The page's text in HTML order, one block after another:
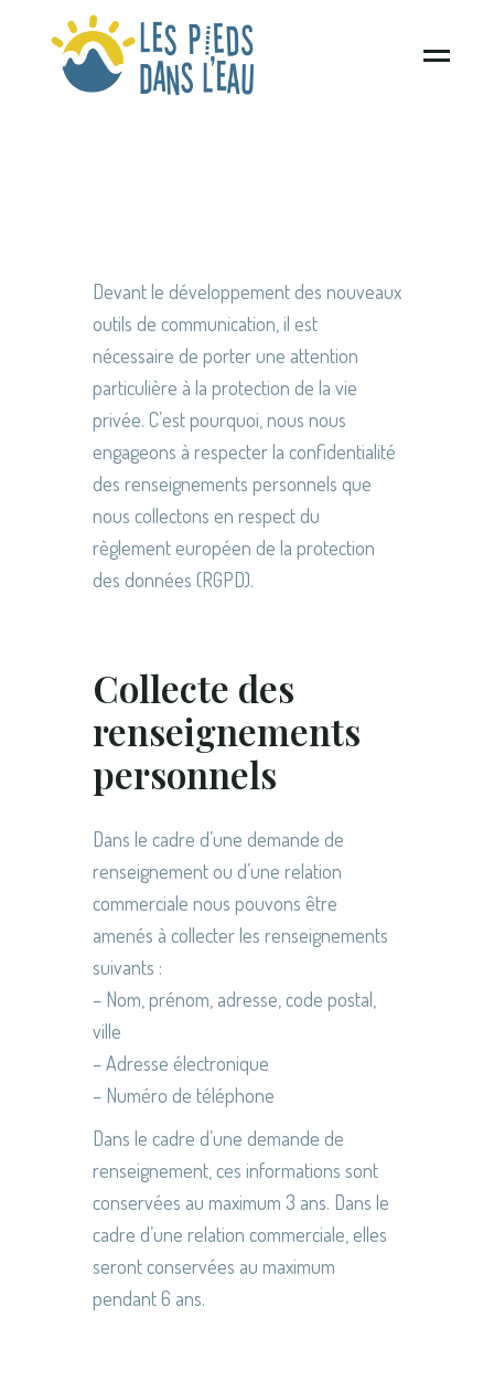
Devant le développement des nouveaux
outils de communication, il est
nécessaire de porter une attention
particulière à la protection de la vie
privée. C’est pourquoi, nous nous
engageons à respecter la confidentialité
des renseignements personnels que
nous collectons en respect du
règlement européen de la protection
des données (RGPD).
Collecte des
renseignements
personnels
Dans le cadre d’une demande de
renseignement ou d’une relation
commerciale nous pouvons être
amenés à collecter les renseignements
suivants :
– Nom, prénom, adresse, code postal,
ville
– Adresse électronique
– Numéro de téléphone
Dans le cadre d’une demande de
renseignement, ces informations sont
conservées au maximum 3 ans. Dans le
cadre d’une relation commerciale, elles
seront conservées au maximum
pendant 6 ans.